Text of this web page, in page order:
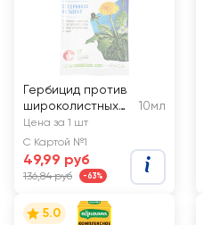
Гербицид против
широколистных
сорняков на
газонах AVGUST
Деймос, Арт.
42000492
10мл
Цена за 1 шт
С Картой №1
49,99 руб
136,84 руб -63%
5.0